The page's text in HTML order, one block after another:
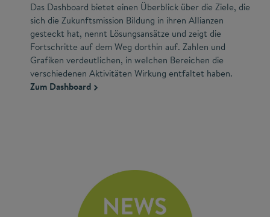
Das Dashboard bietet einen Überblick über die Ziele, die
sich die Zukunftsmission Bildung in ihren Allianzen
gesteckt hat, nennt Lösungsansätze und zeigt die
Fortschritte auf dem Weg dorthin auf. Zahlen und
Grafiken verdeutlichen, in welchen Bereichen die
verschiedenen Aktivitäten Wirkung entfaltet haben.
Zum Dashboard